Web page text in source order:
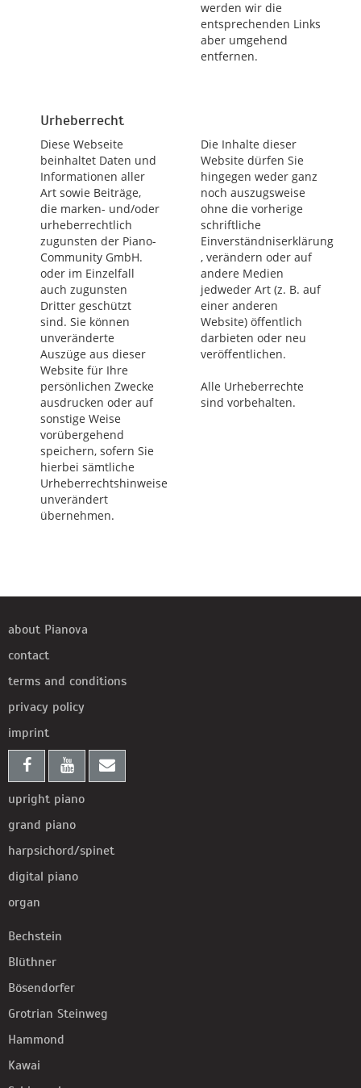
werden wir die
entsprechenden Links
aber umgehend
entfernen.
Urheberrecht
Diese Webseite
beinhaltet Daten und
Informationen aller
Art sowie Beiträge,
die marken- und/oder
urheberrechtlich
zugunsten der Piano-
Community GmbH.
oder im Einzelfall
auch zugunsten
Dritter geschützt
sind. Sie können
unveränderte
Auszüge aus dieser
Website für Ihre
persönlichen Zwecke
ausdrucken oder auf
sonstige Weise
vorübergehend
speichern, sofern Sie
hierbei sämtliche
Urheberrechtshinweise
unverändert
übernehmen.
Die Inhalte dieser
Website dürfen Sie
hingegen weder ganz
noch auszugsweise
ohne die vorherige
schriftliche
Einverständniserklärung
, verändern oder auf
andere Medien
jedweder Art (z. B. auf
einer anderen
Website) öffentlich
darbieten oder neu
veröffentlichen.
Alle Urheberrechte
sind vorbehalten.
about Pianova
contact
terms and conditions
privacy policy
imprint
upright piano
grand piano
harpsichord/spinet
digital piano
organ
Bechstein
Blüthner
Bösendorfer
Grotrian Steinweg
Hammond
Kawai